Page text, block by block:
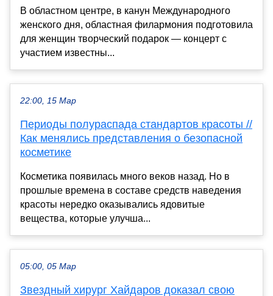
В областном центре, в канун Международного
женского дня, областная филармония подготовила
для женщин творческий подарок — концерт с
участием известны...
22:00, 15 Мар
Периоды полураспада стандартов красоты //
Как менялись представления о безопасной
косметике
Косметика появилась много веков назад. Но в
прошлые времена в составе средств наведения
красоты нередко оказывались ядовитые
вещества, которые улучша...
05:00, 05 Мар
Звездный хирург Хайдаров доказал свою